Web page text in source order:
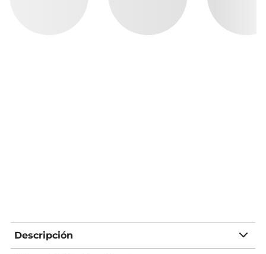
Descripción